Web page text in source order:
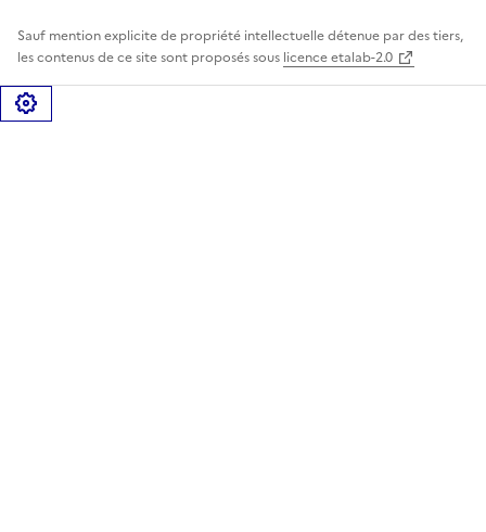
Sauf mention explicite de propriété intellectuelle détenue par des tiers,
les contenus de ce site sont proposés sous licence etalab-2.0
Gérer les cookies